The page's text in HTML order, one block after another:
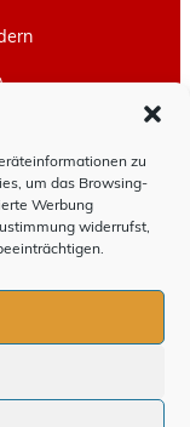
zu
um das Browsing-
Werbung
widerrufst,